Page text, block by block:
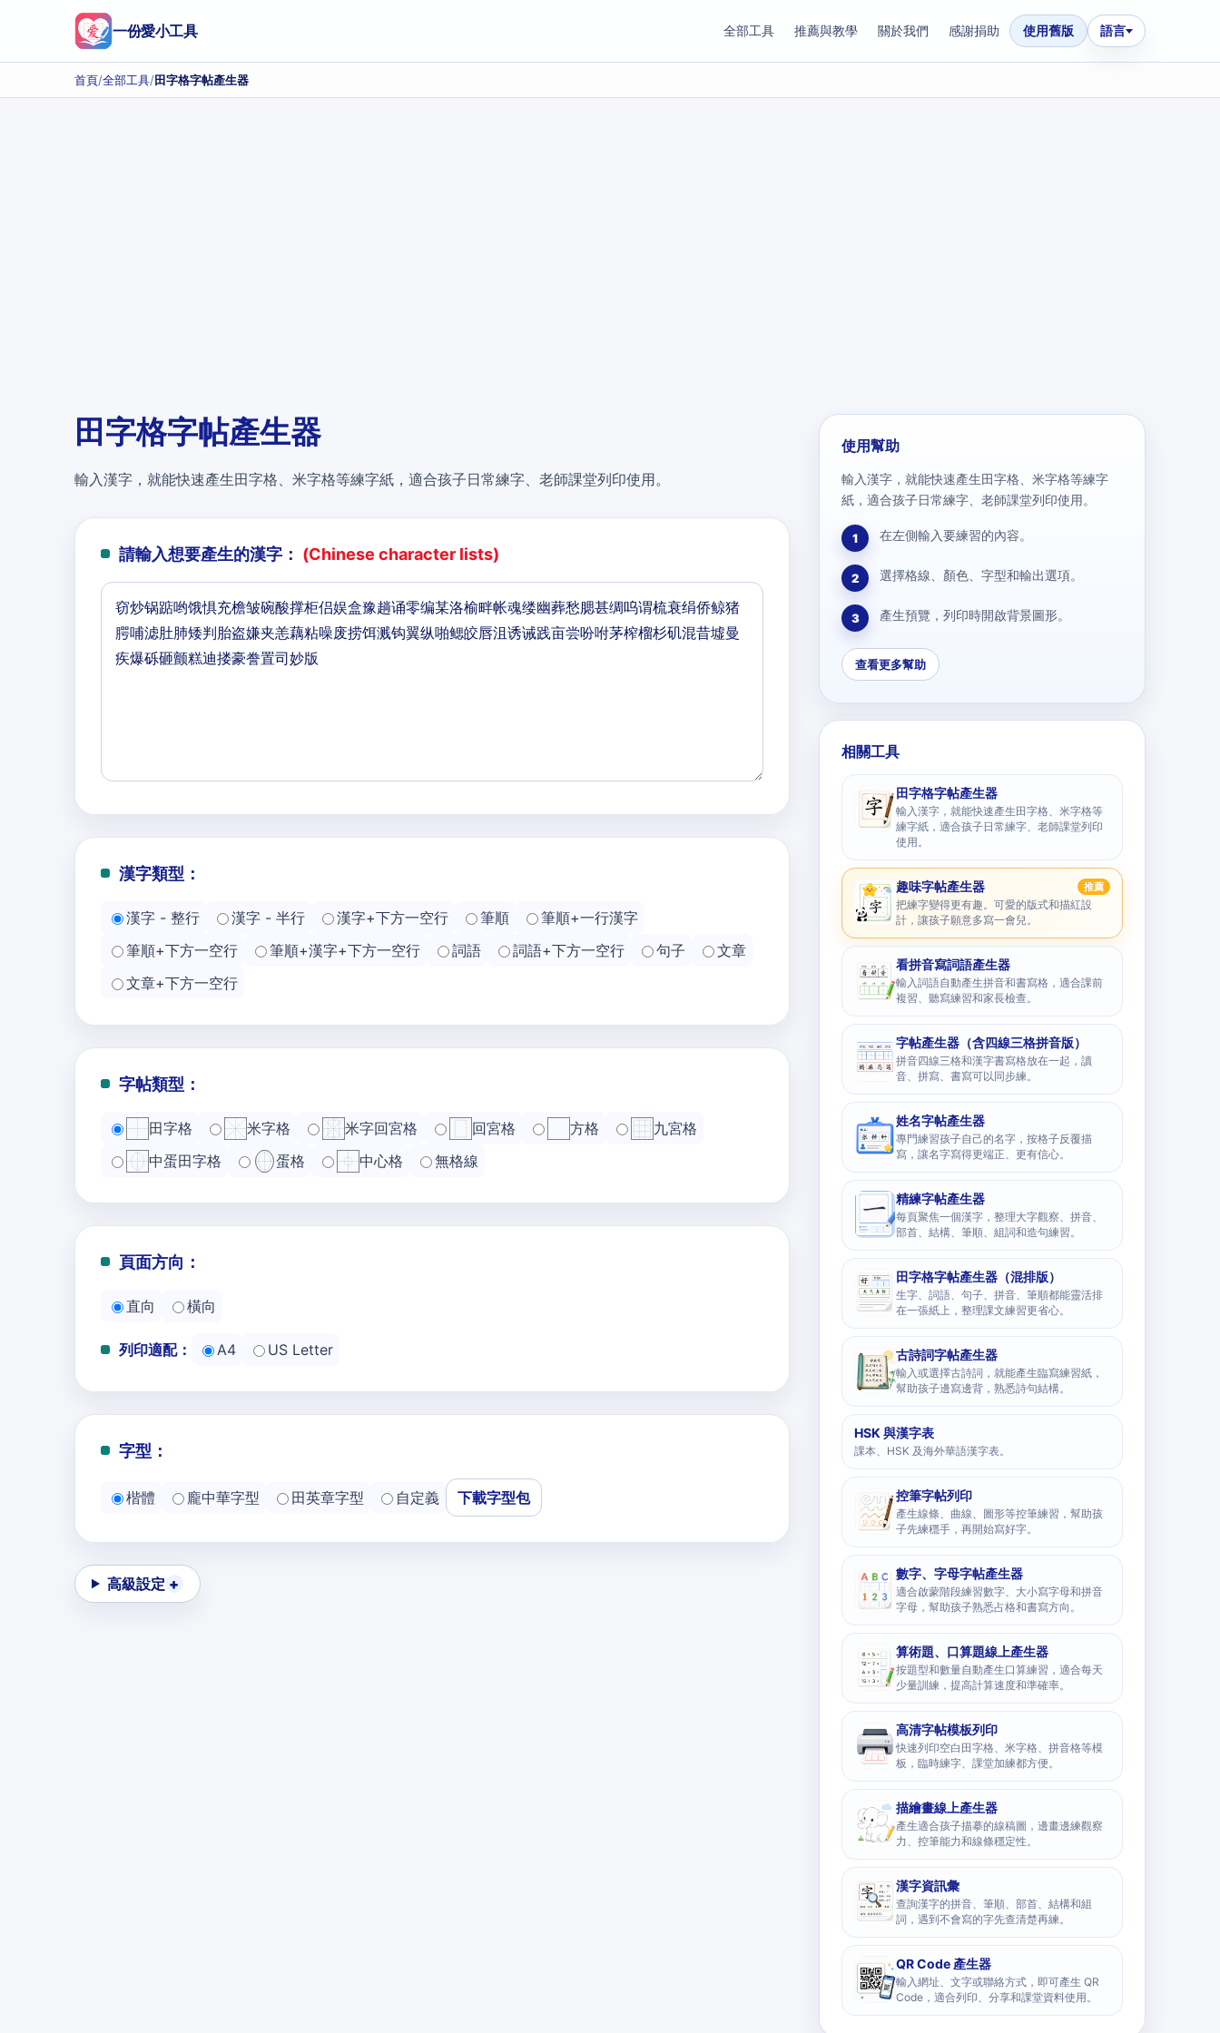
一份愛小工具 全部工具 推薦與教學 關於我們 感謝捐助 使用舊版 語言
首頁/全部工具/田字格字帖產生器
田字格字帖產生器
輸入漢字，就能快速產生田字格、米字格等練字紙，適合孩子日常練字、老師課堂列印使用。
請輸入想要產生的漢字： (Chinese character lists)
漢字類型：
漢字 - 整行 漢字 - 半行 漢字+下方一空行 筆順
筆順+一行漢字
筆順+下方一空行
筆順+漢字+下方一空行 詞語 詞語+下方一空行 句子
文章
文章+下方一空行
字帖類型：
田字格 米字格 米字回宮格 回宮格 方格
九宮格
中蛋田字格
蛋格 中心格 無格線
頁面方向：
直向 橫向
列印適配： A4 US Letter
字型：
楷體 龐中華字型 田英章字型 自定義 下載字型包
高級設定
使用幫助
輸入漢字，就能快速產生田字格、米字格等練字
紙，適合孩子日常練字、老師課堂列印使用。
1 在左側輸入要練習的內容。
2 選擇格線、顏色、字型和輸出選項。
3 產生預覽，列印時開啟背景圖形。
查看更多幫助
相關工具
田字格字帖產生器
輸入漢字，就能快速產生田字格、米字格等
練字紙，適合孩子日常練字、老師課堂列印
使用。
趣味字帖產生器 推薦
把練字變得更有趣。可愛的版式和描紅設
計，讓孩子願意多寫一會兒。
看拼音寫詞語產生器
輸入詞語自動產生拼音和書寫格，適合課前
複習、聽寫練習和家長檢查。
字帖產生器（含四線三格拼音版）
拼音四線三格和漢字書寫格放在一起，讀
音、拼寫、書寫可以同步練。
姓名字帖產生器
專門練習孩子自己的名字，按格子反覆描
寫，讓名字寫得更端正、更有信心。
精練字帖產生器
每頁聚焦一個漢字，整理大字觀察、拼音、
部首、結構、筆順、組詞和造句練習。
田字格字帖產生器（混排版）
生字、詞語、句子、拼音、筆順都能靈活排
在一張紙上，整理課文練習更省心。
古詩詞字帖產生器
輸入或選擇古詩詞，就能產生臨寫練習紙，
幫助孩子邊寫邊背，熟悉詩句結構。
HSK 與漢字表
課本、HSK 及海外華語漢字表。
控筆字帖列印
產生線條、曲線、圖形等控筆練習，幫助孩
子先練穩手，再開始寫好字。
數字、字母字帖產生器
適合啟蒙階段練習數字、大小寫字母和拼音
字母，幫助孩子熟悉占格和書寫方向。
算術題、口算題線上產生器
按題型和數量自動產生口算練習，適合每天
少量訓練，提高計算速度和準確率。
高清字帖模板列印
快速列印空白田字格、米字格、拼音格等模
板，臨時練字、課堂加練都方便。
描繪畫線上產生器
產生適合孩子描摹的線稿圖，邊畫邊練觀察
力、控筆能力和線條穩定性。
漢字資訊彙
查詢漢字的拼音、筆順、部首、結構和組
詞，遇到不會寫的字先查清楚再練。
QR Code 產生器
輸入網址、文字或聯絡方式，即可產生 QR
Code，適合列印、分享和課堂資料使用。